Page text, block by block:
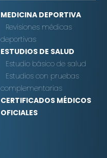
MEDICINA DEPORTIVA
Revisiones médicas
deportivas
ESTUDIOS DE SALUD
Estudio básico de salud
Estudios con pruebas
complementarias
CERTIFICADOS MÉDICOS
OFICIALES